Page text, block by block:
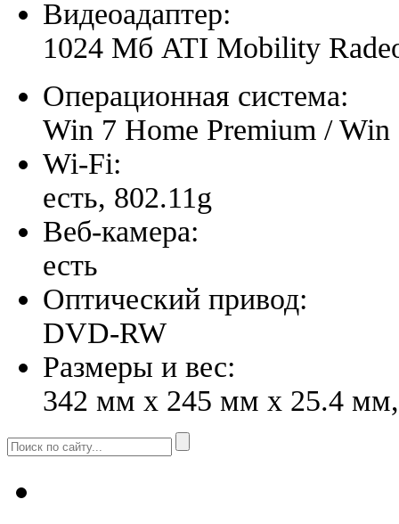
Видеоадаптер:
1024 Мб ATI Mobility
Операционная система:
Win 7 Home Premium / Win
Wi-Fi:
есть, 802.11g
Веб-камера:
есть
Оптический привод:
DVD-RW
Размеры и вес:
342 мм x 245 мм x 25.4